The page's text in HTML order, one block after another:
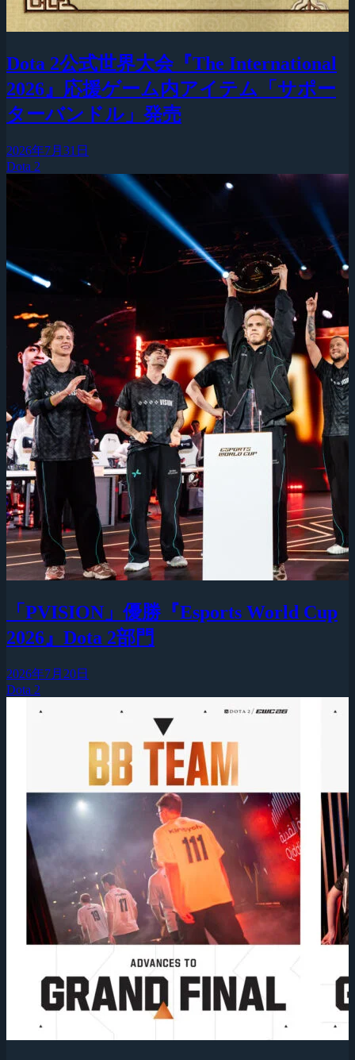
Dota 2公式世界大会『The International
2026』応援ゲーム内アイテム「サポー
ターバンドル」発売
2026年7月31日
Dota 2
「PVISION」優勝『Esports World Cup
2026』Dota 2部門
2026年7月20日
Dota 2